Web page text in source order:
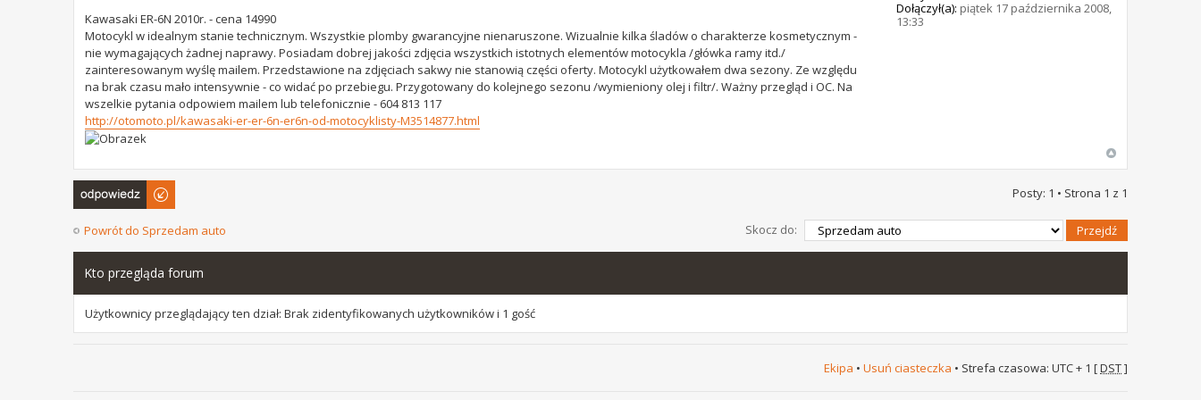
Kawasaki ER-6N 2010r. - cena 14990
Motocykl w idealnym stanie technicznym. Wszystkie plomby gwarancyjne nienaruszone. Wizualnie kilka śladów o charakterze kosmetycznym -
nie wymagających żadnej naprawy. Posiadam dobrej jakości zdjęcia wszystkich istotnych elementów motocykla /główka ramy itd./
zainteresowanym wyślę mailem. Przedstawione na zdjęciach sakwy nie stanowią części oferty. Motocykl użytkowałem dwa sezony. Ze względu
na brak czasu mało intensywnie - co widać po przebiegu. Przygotowany do kolejnego sezonu /wymieniony olej i filtr/. Ważny przegląd i OC. Na
wszelkie pytania odpowiem mailem lub telefonicznie - 604 813 117
http://otomoto.pl/kawasaki-er-er-6n-er6n-od-motocyklisty-M3514877.html
Dołączył(a): piątek 17 października 2008,
13:33
Odpowiedz
Posty: 1 • Strona 1 z 1
Powrót do Sprzedam auto Skocz do:
Kto przegląda forum
Użytkownicy przeglądający ten dział: Brak zidentyfikowanych użytkowników i 1 gość
Ekipa • Usuń ciasteczka • Strefa czasowa: UTC + 1 [DST]